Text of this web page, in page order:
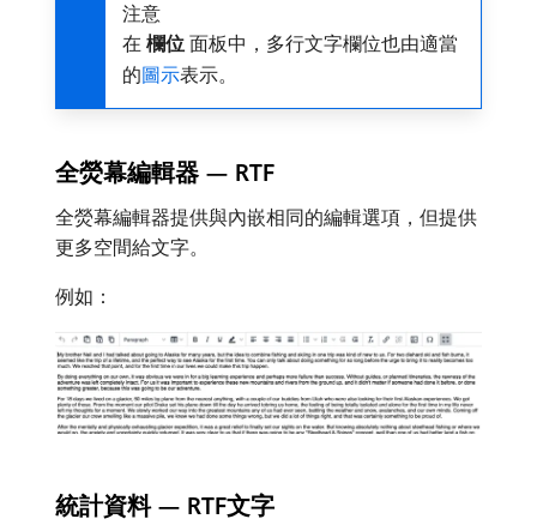
注意
在​ 欄位 ​面板中，多行文字欄位也由適當
的圖示表示。
全熒幕編輯器 — RTF
全熒幕編輯器提供與內嵌相同的編輯選項，但提供
更多空間給文字。
例如：
統計資料 — RTF文字